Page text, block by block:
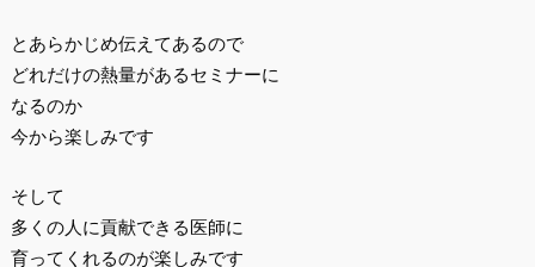
とあらかじめ伝えてあるので
どれだけの熱量があるセミナーに
なるのか
今から楽しみです
そして
多くの人に貢献できる医師に
育ってくれるのが楽しみです